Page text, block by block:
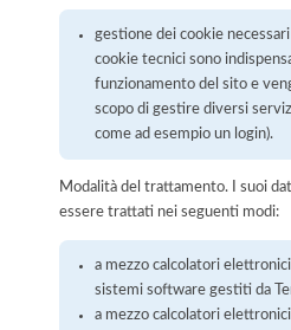
gestione dei cookie
cookie tecnici sono
funzionamento del sito e
scopo di gestire diversi
come ad esempio un login).
Modalità del trattamento. I suoi
essere trattati nei seguenti modi:
a mezzo calcolatori
sistemi software gestiti da
a mezzo calcolatori